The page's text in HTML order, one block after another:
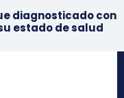
diagnosticado con
estado de salud